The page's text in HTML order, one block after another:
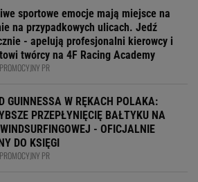
sportowe emocje mają miejsce na
na przypadkowych ulicach. Jedź
- apelują profesjonalni kierowcy i
twórcy na 4F Racing Academy
PR
GUINNESSA W RĘKACH POLAKA:
PRZEPŁYNIĘCIĘ BAŁTYKU NA
- OFICJALNIE
DO KSIĘGI
PR